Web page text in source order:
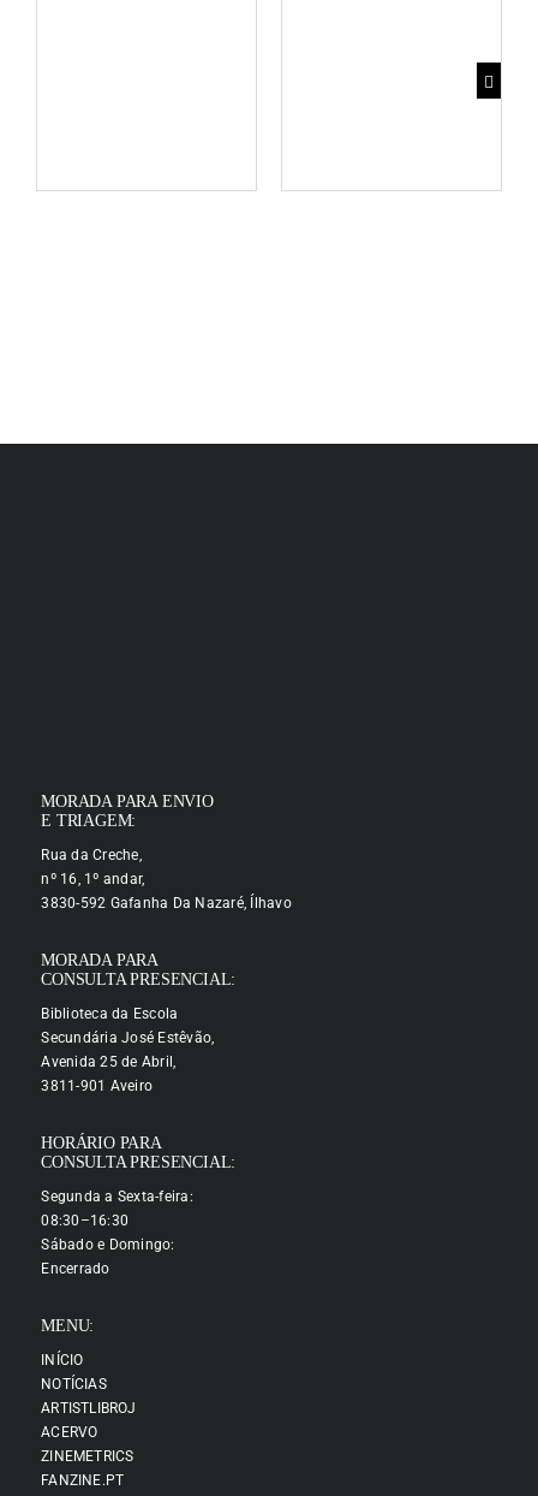
MORADA PARA ENVIO
E TRIAGEM:
Rua da Creche,
nº 16, 1º andar,
3830-592 Gafanha Da Nazaré, Ílhavo
MORADA PARA
CONSULTA PRESENCIAL:
Biblioteca da Escola
Secundária José Estêvão,
Avenida 25 de Abril,
3811-901 Aveiro
HORÁRIO PARA
CONSULTA PRESENCIAL:
Segunda a Sexta-feira:
08:30–16:30
Sábado e Domingo:
Encerrado
MENU:
INÍCIO
NOTÍCIAS
ARTISTLIBROJ
ACERVO
ZINEMETRICS
FANZINE.PT